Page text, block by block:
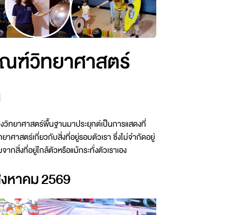
ฑ์วิทยาศาสตร์
วิทยาศาสตร์พื้นฐานมาประยุกต์เป็นการแสดงที่
าศาสตร์เกี่ยวกับสิ่งที่อยู่รอบตัวเรา ซึ่งไม่จำกัดอยู่
กสิ่งที่อยู่ใกล้ตัวหรือแม้กระทั่งตัวเราเอง
หาคม 2569